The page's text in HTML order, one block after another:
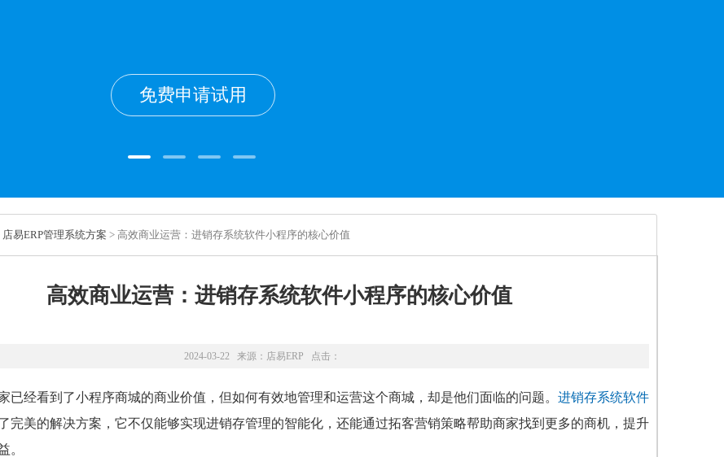
免费申请试用
店易ERP管理系统方案 > 高效商业运营：进销存系统软件小程序的核心价值
高效商业运营：进销存系统软件小程序的核心价值
2024-03-22 来源： 店易ERP 点击：
已经看到了小程序商城的商业价值，但如何有效地管理和运营这个商城，却是他们面临的问题。 进销存系统软件
完美的解决方案，它不仅能够实现进销存管理的智能化，还能通过拓客营销策略帮助商家找到更多的商机，提升
。